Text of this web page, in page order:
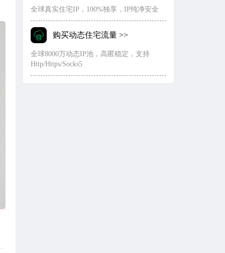
全球真实住宅IP，100%独享，IP纯净安全
购买动态住宅流量 >>
全球8000万动态IP池，高匿稳定，支持
Http/Https/Socks5